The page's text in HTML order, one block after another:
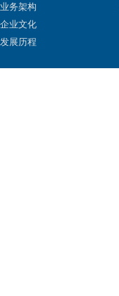
业务架构
企业文化
发展历程